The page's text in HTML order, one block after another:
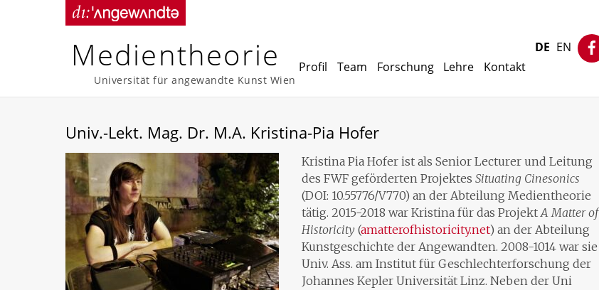
Medientheorie
Universität für angewandte Kunst Wien
DE EN
Profil
Team Forschung Lehre Kontakt
Univ.-Lekt. Mag. Dr. M.A. Kristina-Pia Hofer
Kristina Pia Hofer ist als Senior Lecturer und Leitung
des FWF geförderten Projektes Situating Cinesonics
(DOI: 10.55776/V770) an der Abteilung Medientheorie
tätig. 2015-2018 war Kristina für das ProjektA Matter of
Historicity (amatterofhistoricity.net) an der Abteilung
Kunstgeschichte der Angewandten. 2008-1014 war sie
Univ. Ass. am Institut für Geschlechterforschung der
Johannes Kepler Universität Linz. Neben der Uni